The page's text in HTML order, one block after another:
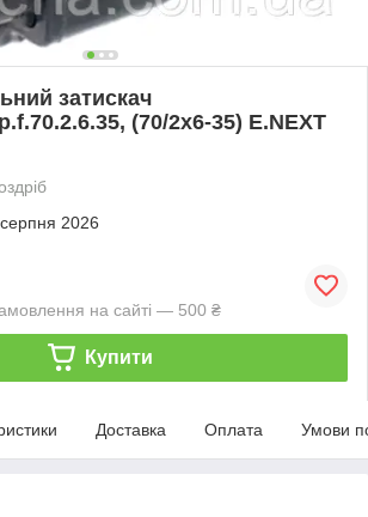
затискач
(70/2x6-35) E.NEXT
2026
на сайті — 500 ₴
Купити
Доставка Оплата Умови